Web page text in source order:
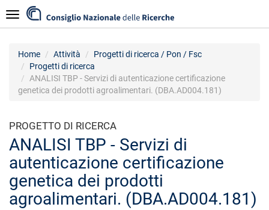
al
contenuto
Navigazione
Home Attività
Progetti di ricerca / Pon / Fsc
Progetti di ricerca
ANALISI TBP - Servizi di autenticazione certificazione
genetica dei prodotti agroalimentari. (DBA.AD004.181)
PROGETTO DI RICERCA
ANALISI TBP - Servizi di
autenticazione certificazione
genetica dei prodotti
agroalimentari. (DBA.AD004.181)